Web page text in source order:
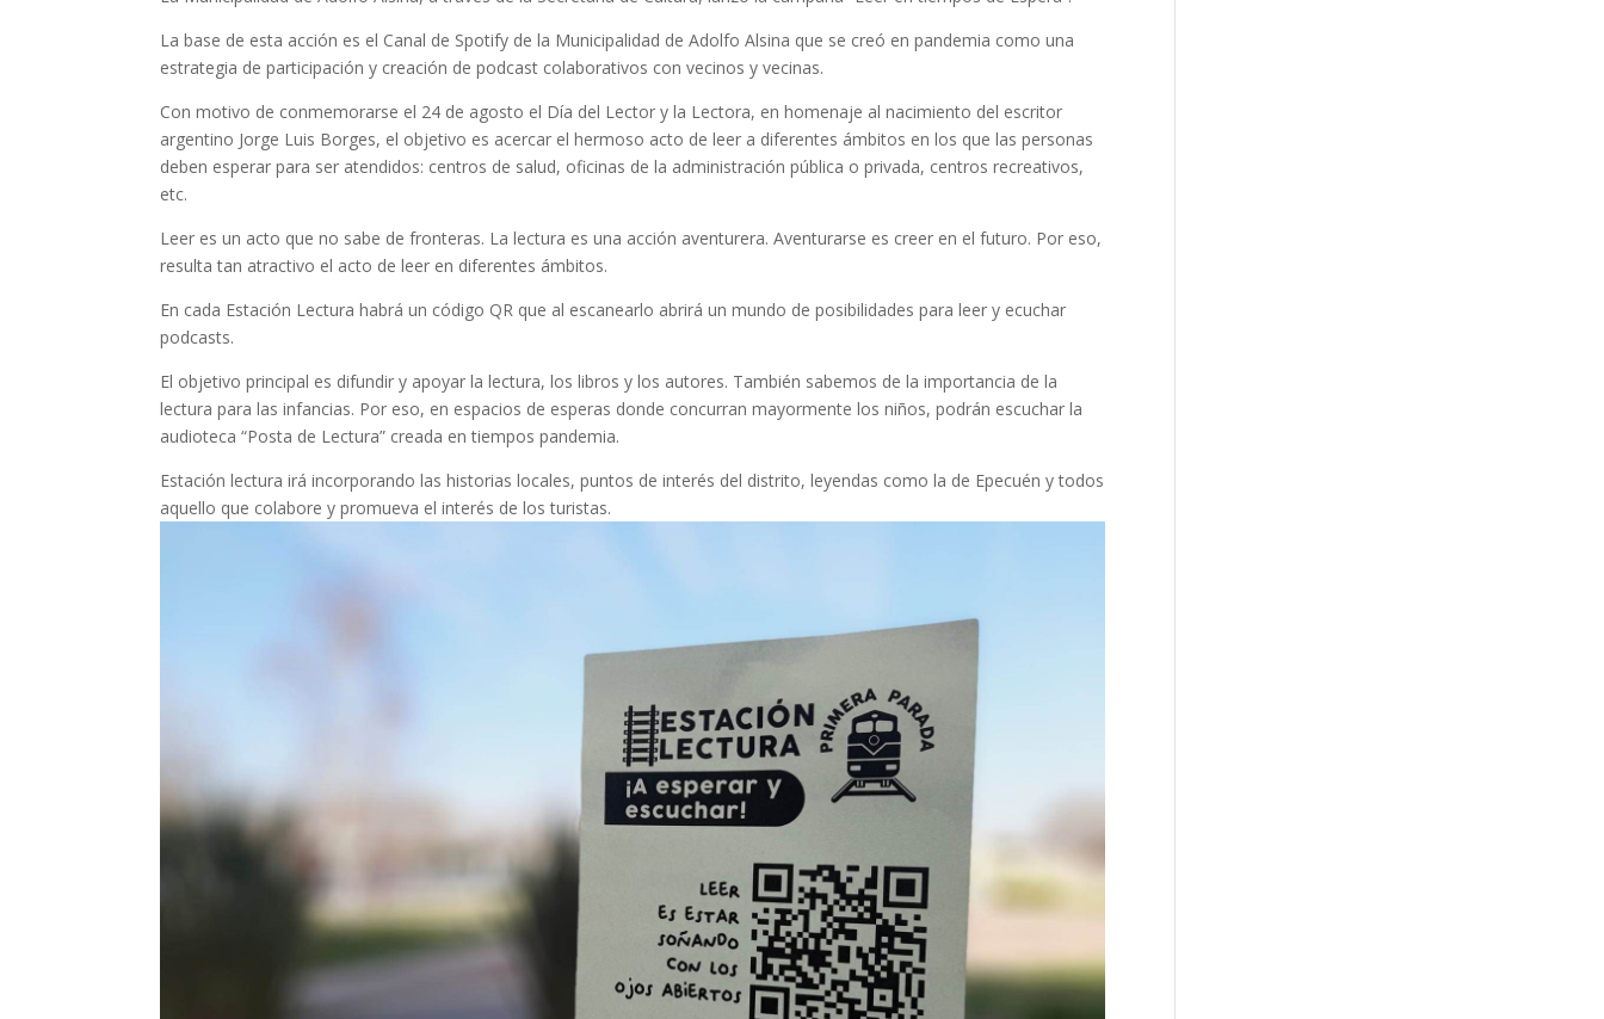
La base de esta acción es el Canal de Spotify de la Municipalidad de Adolfo Alsina que se creó en pandemia como una
estrategia de participación y creación de podcast colaborativos con vecinos y vecinas.
Con motivo de conmemorarse el 24 de agosto el Día del Lector y la Lectora, en homenaje al nacimiento del escritor
argentino Jorge Luis Borges, el objetivo es acercar el hermoso acto de leer a diferentes ámbitos en los que las personas
deben esperar para ser atendidos: centros de salud, oficinas de la administración pública o privada, centros recreativos,
etc.
Leer es un acto que no sabe de fronteras. La lectura es una acción aventurera. Aventurarse es creer en el futuro. Por eso,
resulta tan atractivo el acto de leer en diferentes ámbitos.
En cada Estación Lectura habrá un código QR que al escanearlo abrirá un mundo de posibilidades para leer y ecuchar
podcasts.
El objetivo principal es difundir y apoyar la lectura, los libros y los autores. También sabemos de la importancia de la
lectura para las infancias. Por eso, en espacios de esperas donde concurran mayormente los niños, podrán escuchar la
audioteca “Posta de Lectura” creada en tiempos pandemia.
Estación lectura irá incorporando las historias locales, puntos de interés del distrito, leyendas como la de Epecuén y todos
aquello que colabore y promueva el interés de los turistas.